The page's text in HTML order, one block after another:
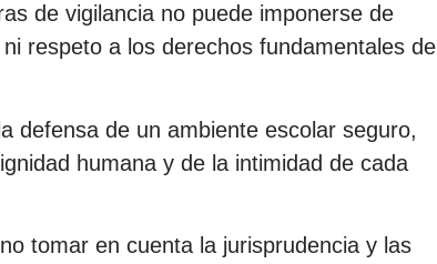
de vigilancia no puede imponerse de
respeto a los derechos fundamentales de
defensa de un ambiente escolar seguro,
humana y de la intimidad de cada
tomar en cuenta la jurisprudencia y las